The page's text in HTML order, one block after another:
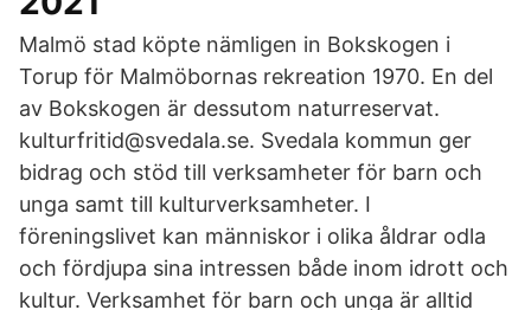
Malmö stad köpte nämligen in Bokskogen i
Torup för Malmöbornas rekreation 1970. En del
av Bokskogen är dessutom naturreservat.
kulturfritid@svedala.se. Svedala kommun ger
bidrag och stöd till verksamheter för barn och
unga samt till kulturverksamheter. I
föreningslivet kan människor i olika åldrar odla
och fördjupa sina intressen både inom idrott och
kultur. Verksamhet för barn och unga är alltid